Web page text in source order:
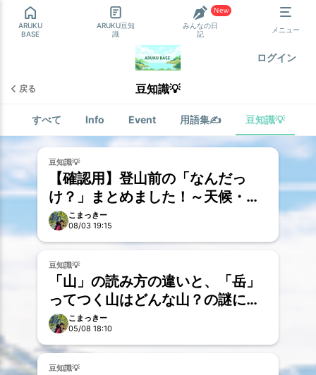
ARUKU
BASE
ARUKU豆知
識
New
みんなの日
記
メニュー
ログイン
戻る 豆知識💡
すべて Info Event 用語集✍ 豆知識💡
豆知識💡
【確認用】登山前の「なんだっ
け？」まとめました！～天候・水
分・行動食～
こまっきー
08/03 19:15
豆知識💡
「山」の読み方の違いと、「岳」
ってつく山はどんな山？の謎に迫
る
こまっきー
05/08 18:10
豆知識💡